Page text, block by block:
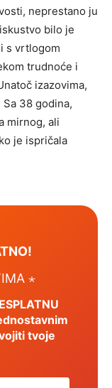
neprestano ju
bilo je
s vrtlogom
trudnoće i
izazovima,
38 godina,
mirnog, ali
je ispričala
⋆
tvoje